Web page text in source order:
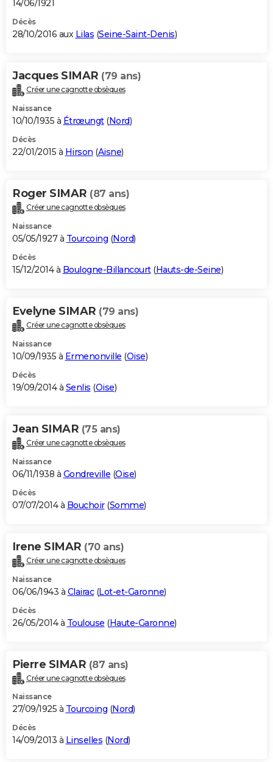
14/06/1921
Décès
28/10/2016 aux Lilas (Seine-Saint-Denis)
Jacques SIMAR (79 ans)
Créer une cagnotte obsèques
Naissance
10/10/1935 à Étrœungt(Nord)
Décès
22/01/2015 à Hirson (Aisne)
Roger SIMAR (87 ans)
Créer une cagnotte obsèques
Naissance
05/05/1927 à Tourcoing (Nord)
Décès
15/12/2014 à Boulogne-Billancourt(Hauts-de-Seine)
Evelyne SIMAR (79 ans)
Créer une cagnotte obsèques
Naissance
10/09/1935 à Ermenonville (Oise)
Décès
19/09/2014 à Senlis (Oise)
Jean SIMAR (75 ans)
Créer une cagnotte obsèques
Naissance
06/11/1938 à Gondreville (Oise)
Décès
07/07/2014 à Bouchoir(Somme)
Irene SIMAR (70 ans)
Créer une cagnotte obsèques
Naissance
06/06/1943 à Clairac(Lot-et-Garonne)
Décès
26/05/2014 à Toulouse (Haute-Garonne)
Pierre SIMAR (87 ans)
Créer une cagnotte obsèques
Naissance
27/09/1925 à Tourcoing (Nord)
Décès
14/09/2013 à Linselles (Nord)